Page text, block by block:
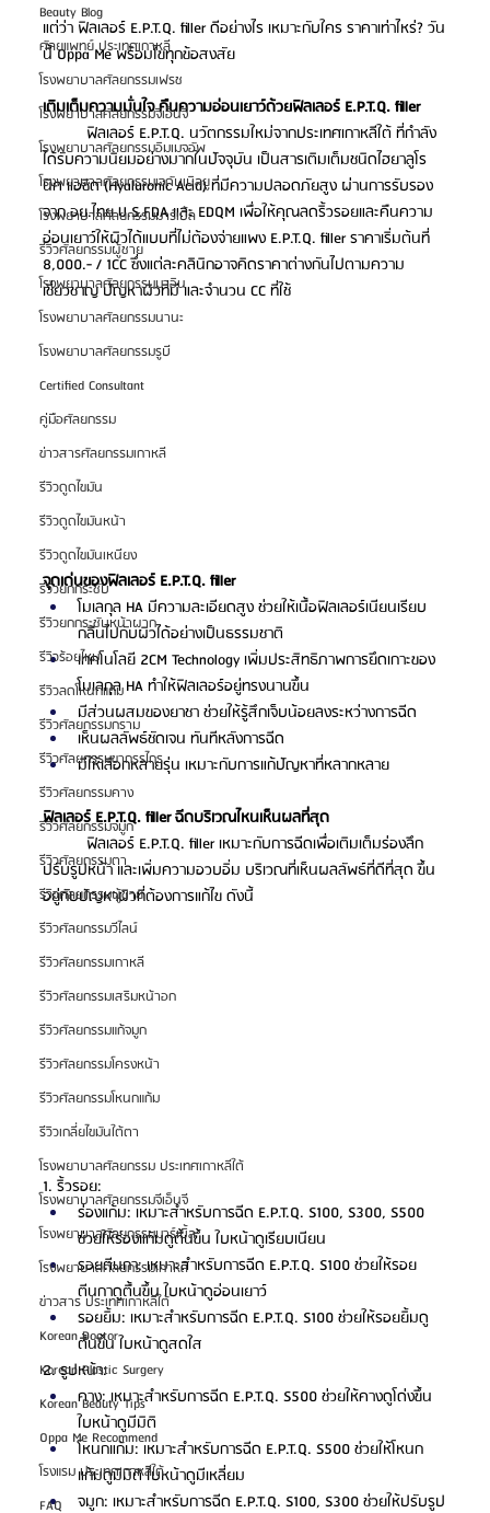
Beauty Blog
ศัลยแพทย์ ประเทศเกาหลี
โรงพยาบาลศัลยกรรมเฟรช
โรงพยาบาลศัลยกรรมจีเอ็นจี
โรงพยาบาลศัลยกรรมอิมเมจอัพ
โรงพยาบาลศัลยกรรมเจดับเบิลยู
โรงพยาบาลศัลยกรรมมาร์เบิ้ล
รีวิวศัลยกรรมผู้ชาย
โรงพยาบาลศัลยกรรมมาอิน
โรงพยาบาลศัลยกรรมนานะ
โรงพยาบาลศัลยกรรมรูบี
Certified Consultant
คู่มือศัลยกรรม
ข่าวสารศัลยกรรมเกาหลี
รีวิวดูดไขมัน
รีวิวดูดไขมันหน้า
รีวิวดูดไขมันเหนียง
รีวิวยกกระชับ
รีวิวยกกระชับหน้าผาก
รีวิวร้อยไหม
รีวิวลดโหนกแก้ม
รีวิวศัลยกรรมกราม
รีวิวศัลยกรรมขากรรไกร
รีวิวศัลยกรรมคาง
รีวิวศัลยกรรมจมูก
รีวิวศัลยกรรมตา
รีวิวศัลยกรรมผู้ชาย
รีวิวศัลยกรรมวีไลน์
รีวิวศัลยกรรมเกาหลี
รีวิวศัลยกรรมเสริมหน้าอก
รีวิวศัลยกรรมแก้จมูก
รีวิวศัลยกรรมโครงหน้า
รีวิวศัลยกรรมโหนกแก้ม
รีวิวเกลี่ยไขมันใต้ตา
โรงพยาบาลศัลยกรรม ประเทศเกาหลีใต้
โรงพยาบาลศัลยกรรมจีเอ็นจี
โรงพยาบาลศัลยกรรมมาร์เบิ้ล
โรงพยาบาลศัลยกรรมเกาหลี
ข่าวสาร ประเทศเกาหลีใต้
Korean Doctor
Korean Plastic Surgery
Korean Beauty Tips
Oppa Me Recommend
โรงแรม ประเทศเกาหลีใต้
FAQ
แต่ว่า ฟิลเลอร์ E.P.T.Q. filler ดีอย่างไร เหมาะกับใคร ราคาเท่าไหร่? วัน
นี้ Oppa Me พร้อมไขทุกข้อสงสัย
เติมเต็มความมั่นใจ คืนความอ่อนเยาว์ด้วยฟิลเลอร์ E.P.T.Q. filler
ฟิลเลอร์ E.P.T.Q. นวัตกรรมใหม่จากประเทศเกาหลีใต้ ที่กำลัง
ได้รับความนิยมอย่างมากในปัจจุบัน เป็นสารเติมเต็มชนิดไฮยาลูโร
นิค แอซิด (Hyaluronic Acid) ที่มีความปลอดภัยสูง ผ่านการรับรอง
จาก อย.ไทย U.S.FDA และ EDQM เพื่อให้คุณลดริ้วรอยและคืนความ
อ่อนเยาว์ให้ผิวได้แบบที่ไม่ต้องจ่ายแพง E.P.T.Q. filler ราคาเริ่มต้นที่
8,000.- / 1CC ซึ่งแต่ละคลินิกอาจคิดราคาต่างกันไปตามความ
เชี่ยวชาญ ปัญหาผิวที่มี และจำนวน CC ที่ใช้
จุดเด่นของฟิลเลอร์ E.P.T.Q. filler
โมเลกุล HA มีความละเอียดสูง ช่วยให้เนื้อฟิลเลอร์เนียนเรียบ
กลืนไปกับผิวได้อย่างเป็นธรรมชาติ
เทคโนโลยี 2CM Technology เพิ่มประสิทธิภาพการยึดเกาะของ
โมเลกุล HA ทำให้ฟิลเลอร์อยู่ทรงนานขึ้น
มีส่วนผสมของยาชา ช่วยให้รู้สึกเจ็บน้อยลงระหว่างการฉีด
เห็นผลลัพธ์ชัดเจน ทันทีหลังการฉีด
มีให้เลือกหลายรุ่น เหมาะกับการแก้ปัญหาที่หลากหลาย
ฟิลเลอร์ E.P.T.Q. filler ฉีดบริเวณไหนเห็นผลที่สุด
ฟิลเลอร์ E.P.T.Q. filler เหมาะกับการฉีดเพื่อเติมเต็มร่องลึก
ปรับรูปหน้า และเพิ่มความอวบอิ่ม บริเวณที่เห็นผลลัพธ์ที่ดีที่สุด ขึ้น
อยู่กับปัญหาผิวที่ต้องการแก้ไข ดังนี้
1. ริ้วรอย:
ร่องแก้ม: เหมาะสำหรับการฉีด E.P.T.Q. S100, S300, S500
ช่วยให้ร่องแก้มดูตื้นขึ้น ใบหน้าดูเรียบเนียน
รอยตีนกา: เหมาะสำหรับการฉีด E.P.T.Q. S100 ช่วยให้รอย
ตีนกาดูตื้นขึ้น ใบหน้าดูอ่อนเยาว์
รอยยิ้ม: เหมาะสำหรับการฉีด E.P.T.Q. S100 ช่วยให้รอยยิ้มดู
ตื้นขึ้น ใบหน้าดูสดใส
2. รูปหน้า:
คาง: เหมาะสำหรับการฉีด E.P.T.Q. S500 ช่วยให้คางดูโด่งขึ้น
ใบหน้าดูมีมิติ
โหนกแก้ม: เหมาะสำหรับการฉีด E.P.T.Q. S500 ช่วยให้โหนก
แก้มดูมีมิติ ใบหน้าดูมีเหลี่ยม
จมูก: เหมาะสำหรับการฉีด E.P.T.Q. S100, S300 ช่วยให้ปรับรูป